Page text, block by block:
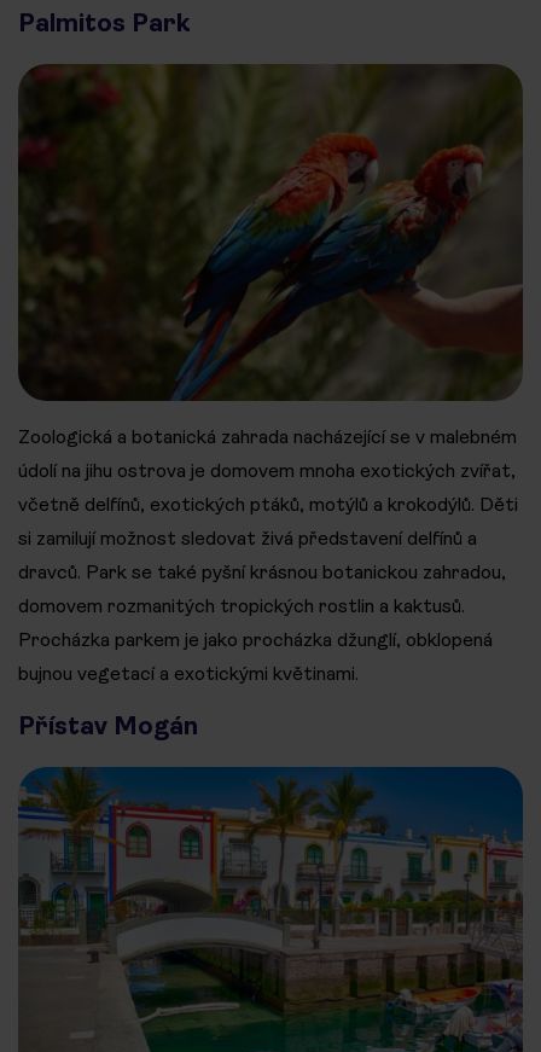
Palmitos Park
Zoologická a botanická zahrada nacházející se v malebném
údolí na jihu ostrova je domovem mnoha exotických zvířat,
včetně delfínů, exotických ptáků, motýlů a krokodýlů. Děti
si zamilují možnost sledovat živá představení delfínů a
dravců. Park se také pyšní krásnou botanickou zahradou,
domovem rozmanitých tropických rostlin a kaktusů.
Procházka parkem je jako procházka džunglí, obklopená
bujnou vegetací a exotickými květinami.
Přístav Mogán